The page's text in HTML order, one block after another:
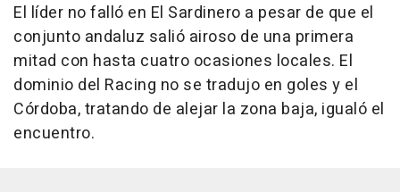
El líder no falló en El Sardinero a pesar de que el
conjunto andaluz salió airoso de una primera
mitad con hasta cuatro ocasiones locales. El
dominio del Racing no se tradujo en goles y el
Córdoba, tratando de alejar la zona baja, igualó el
encuentro.